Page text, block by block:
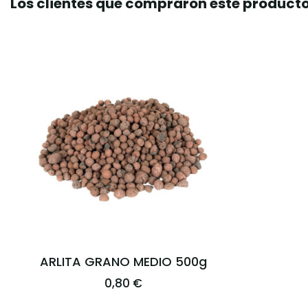
ARLITA GRANO MEDIO 500g
0,80 €